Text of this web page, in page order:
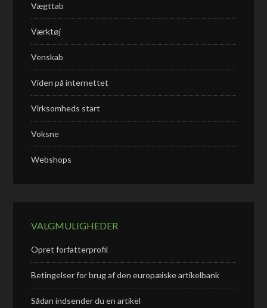
Vægttab
Værktøj
Venskab
Viden på internettet
Virksomheds start
Voksne
Webshops
VALGMULIGHEDER
Opret forfatterprofil
Betingelser for brug af den europæiske artikelbank
Sådan indsender du en artikel